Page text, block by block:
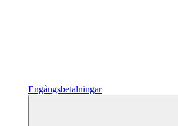
Engångsbetalningar